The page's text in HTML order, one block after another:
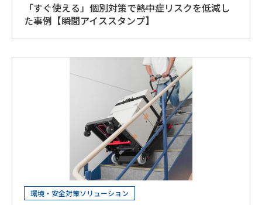
「すぐ使える」個別対策で熱中症リスクを低減し
た事例【瞬間アイススタンプ】
環境・安全対策ソリューション